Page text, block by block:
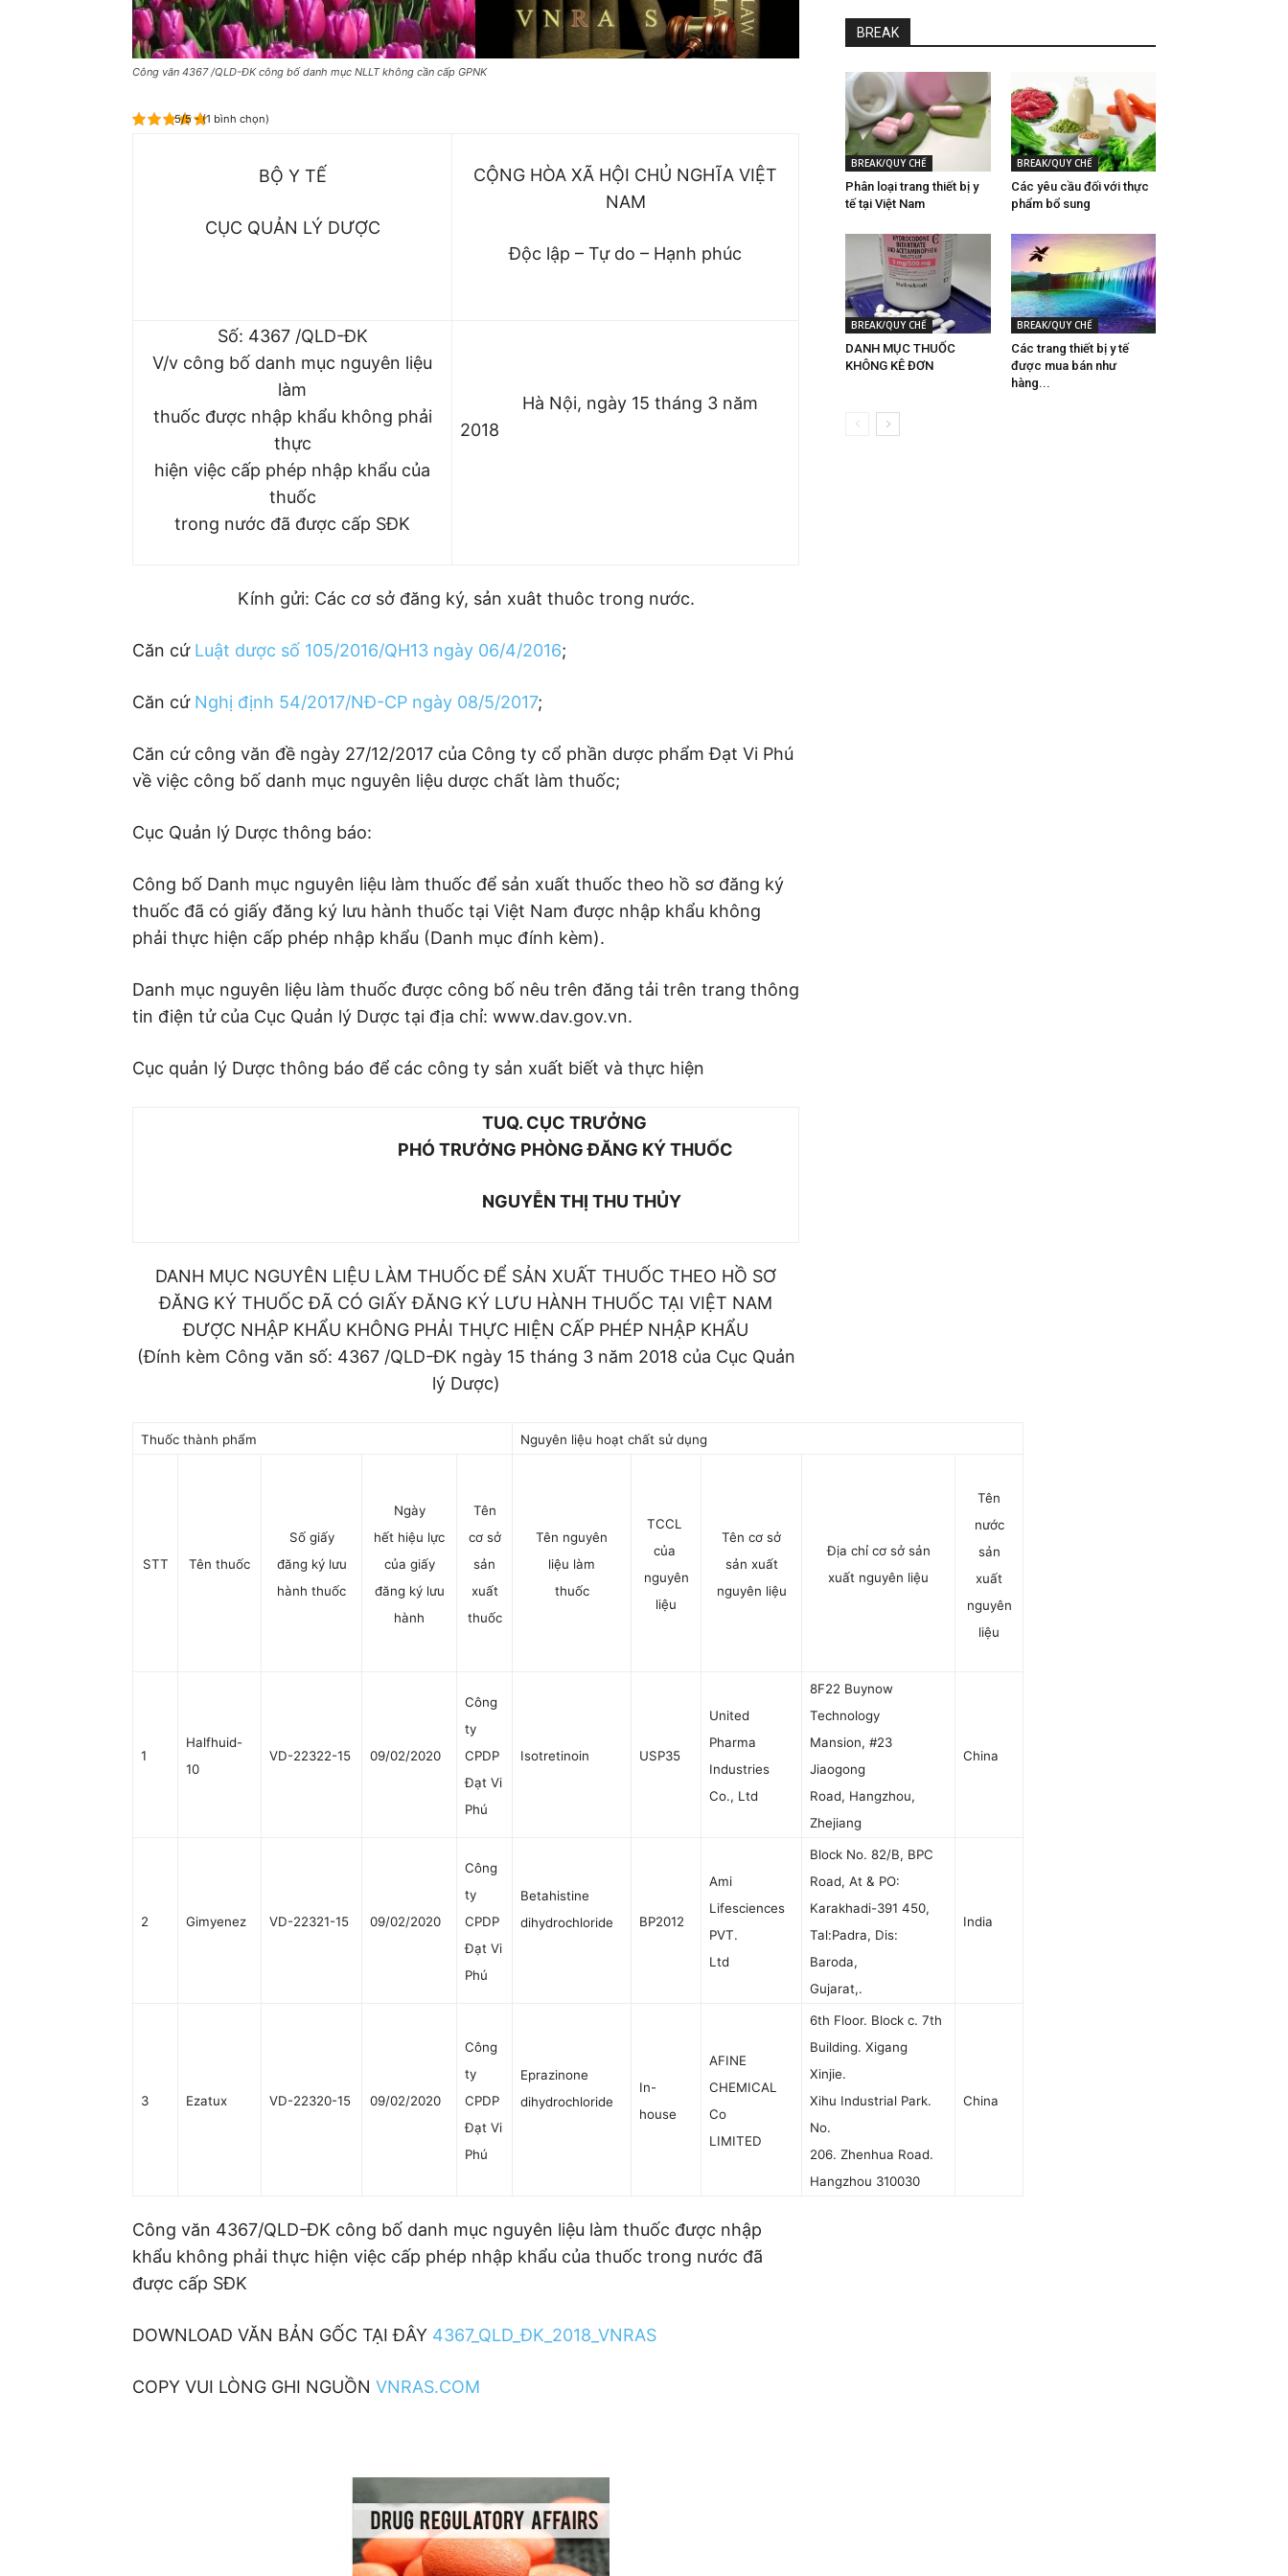
Công văn 4367 /QLD-ĐK công bố danh mục NLLT không cần cấp GPNK
5/5 - (1 bình chọn)
BỘ Y TẾ
CỤC QUẢN LÝ DƯỢC
CỘNG HÒA XÃ HỘI CHỦ NGHĨA VIỆT
NAM
Độc lập – Tự do – Hạnh phúc
Số: 4367 /QLD-ĐK
V/v công bố danh mục nguyên liệu
làm
thuốc được nhập khẩu không phải
thực
hiện việc cấp phép nhập khẩu của
thuốc
trong nước đã được cấp SĐK
Hà Nội, ngày 15 tháng 3 năm
2018
Kính gửi: Các cơ sở đăng ký, sản xuât thuôc trong nước.
Căn cứ Luật dược số 105/2016/QH13 ngày 06/4/2016;
Căn cứ Nghị định 54/2017/NĐ-CP ngày 08/5/2017;
Căn cứ công văn đề ngày 27/12/2017 của Công ty cổ phần dược phẩm Đạt Vi Phú
về việc công bố danh mục nguyên liệu dược chất làm thuốc;
Cục Quản lý Dược thông báo:
Công bố Danh mục nguyên liệu làm thuốc để sản xuất thuốc theo hồ sơ đăng ký
thuốc đã có giấy đăng ký lưu hành thuốc tại Việt Nam được nhập khẩu không
phải thực hiện cấp phép nhập khẩu (Danh mục đính kèm).
Danh mục nguyên liệu làm thuốc được công bố nêu trên đăng tải trên trang thông
tin điện tử của Cục Quản lý Dược tại địa chỉ: www.dav.gov.vn.
Cục quản lý Dược thông báo để các công ty sản xuất biết và thực hiện
TUQ. CỤC TRƯỞNG
PHÓ TRƯỞNG PHÒNG ĐĂNG KÝ THUỐC
NGUYỄN THỊ THU THỦY
DANH MỤC NGUYÊN LIỆU LÀM THUỐC ĐỂ SẢN XUẤT THUỐC THEO HỒ SƠ
ĐĂNG KÝ THUỐC ĐÃ CÓ GIẤY ĐĂNG KÝ LƯU HÀNH THUỐC TẠI VIỆT NAM
ĐƯỢC NHẬP KHẨU KHÔNG PHẢI THỰC HIỆN CẤP PHÉP NHẬP KHẨU
(Đính kèm Công văn số: 4367 /QLD-ĐK ngày 15 tháng 3 năm 2018 của Cục Quản
lý Dược)
Thuốc thành phẩm Nguyên liệu hoạt chất sử dụng
STT Tên thuốc
Số giấy
đăng ký lưu
hành thuốc
Ngày
hết hiệu lực
của giấy
đăng ký lưu
hành
Tên
cơ sở
sản
xuất
thuốc
Tên nguyên
liệu làm
thuốc
TCCL
của
nguyên
liệu
Tên cơ sở
sản xuất
nguyên liệu
Địa chỉ cơ sở sản
xuất nguyên liệu
Tên
nước
sản
xuất
nguyên
liệu
1
Halfhuid-
10
VD-22322-15 09/02/2020
Công
ty
CPDP
Đạt Vi
Phú
Isotretinoin USP35
United
Pharma
Industries
Co., Ltd
8F22 Buynow
Technology
Mansion, #23
Jiaogong
Road, Hangzhou,
Zhejiang
China
2 Gimyenez VD-22321-15 09/02/2020
Công
ty
CPDP
Đạt Vi
Phú
Betahistine
dihydrochloride
BP2012
Ami
Lifesciences
PVT.
Ltd
Block No. 82/B, BPC
Road, At & PO:
Karakhadi-391 450,
Tal:Padra, Dis:
Baroda,
Gujarat,.
India
3 Ezatux VD-22320-15 09/02/2020
Công
ty
CPDP
Đạt Vi
Phú
Eprazinone
dihydrochloride
In-
house
AFINE
CHEMICAL
Co
LIMITED
6th Floor. Block c. 7th
Building. Xigang
Xinjie.
Xihu Industrial Park.
No.
206. Zhenhua Road.
Hangzhou 310030
China
Công văn 4367/QLD-ĐK công bố danh mục nguyên liệu làm thuốc được nhập
khẩu không phải thực hiện việc cấp phép nhập khẩu của thuốc trong nước đã
được cấp SĐK
DOWNLOAD VĂN BẢN GỐC TẠI ĐÂY 4367_QLD_ĐK_2018_VNRAS
COPY VUI LÒNG GHI NGUỒN VNRAS.COM
BREAK
BREAK/QUY CHẾ
Phân loại trang thiết bị y
tế tại Việt Nam
BREAK/QUY CHẾ
Các yêu cầu đối với thực
phẩm bổ sung
BREAK/QUY CHẾ
DANH MỤC THUỐC
KHÔNG KÊ ĐƠN
BREAK/QUY CHẾ
Các trang thiết bị y tế
được mua bán như
hàng...